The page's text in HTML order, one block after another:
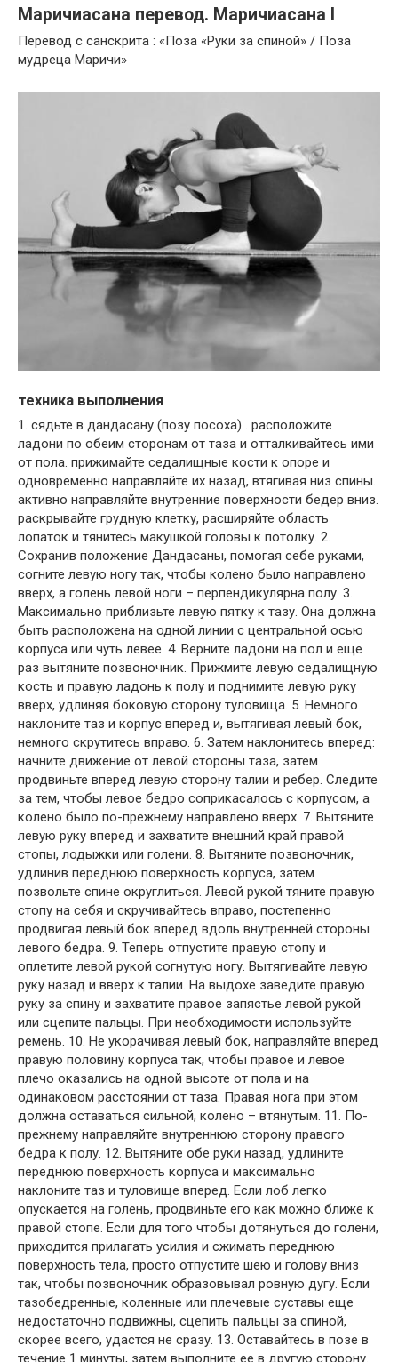
Маричиасана перевод. Маричиасана I
Перевод с санскрита : «Поза «Руки за спиной» / Поза
мудреца Маричи»
техника выполнения
1. сядьте в дандасану (позу посоха) . расположите
ладони по обеим сторонам от таза и отталкивайтесь ими
от пола. прижимайте седалищные кости к опоре и
одновременно направляйте их назад, втягивая низ спины.
активно направляйте внутренние поверхности бедер вниз.
раскрывайте грудную клетку, расширяйте область
лопаток и тянитесь макушкой головы к потолку. 2.
Сохранив положение Дандасаны, помогая себе руками,
согните левую ногу так, чтобы колено было направлено
вверх, а голень левой ноги – перпендикулярна полу. 3.
Максимально приблизьте левую пятку к тазу. Она должна
быть расположена на одной линии с центральной осью
корпуса или чуть левее. 4. Верните ладони на пол и еще
раз вытяните позвоночник. Прижмите левую седалищную
кость и правую ладонь к полу и поднимите левую руку
вверх, удлиняя боковую сторону туловища. 5. Немного
наклоните таз и корпус вперед и, вытягивая левый бок,
немного скрутитесь вправо. 6. Затем наклонитесь вперед:
начните движение от левой стороны таза, затем
продвиньте вперед левую сторону талии и ребер. Следите
за тем, чтобы левое бедро соприкасалось с корпусом, а
колено было по-прежнему направлено вверх. 7. Вытяните
левую руку вперед и захватите внешний край правой
стопы, лодыжки или голени. 8. Вытяните позвоночник,
удлинив переднюю поверхность корпуса, затем
позвольте спине округлиться. Левой рукой тяните правую
стопу на себя и скручивайтесь вправо, постепенно
продвигая левый бок вперед вдоль внутренней стороны
левого бедра. 9. Теперь отпустите правую стопу и
оплетите левой рукой согнутую ногу. Вытягивайте левую
руку назад и вверх к талии. На выдохе заведите правую
руку за спину и захватите правое запястье левой рукой
или сцепите пальцы. При необходимости используйте
ремень. 10. Не укорачивая левый бок, направляйте вперед
правую половину корпуса так, чтобы правое и левое
плечо оказались на одной высоте от пола и на
одинаковом расстоянии от таза. Правая нога при этом
должна оставаться сильной, колено – втянутым. 11. По-
прежнему направляйте внутреннюю сторону правого
бедра к полу. 12. Вытяните обе руки назад, удлините
переднюю поверхность корпуса и максимально
наклоните таз и туловище вперед. Если лоб легко
опускается на голень, продвиньте его как можно ближе к
правой стопе. Если для того чтобы дотянуться до голени,
приходится прилагать усилия и сжимать переднюю
поверхность тела, просто отпустите шею и голову вниз
так, чтобы позвоночник образовывал ровную дугу. Если
тазобедренные, коленные или плечевые суставы еще
недостаточно подвижны, сцепить пальцы за спиной,
скорее всего, удастся не сразу. 13. Оставайтесь в позе в
течение 1 минуты, затем выполните ее в другую сторону.